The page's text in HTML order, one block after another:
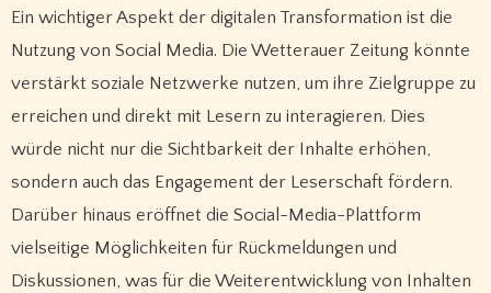
Ein wichtiger Aspekt der digitalen Transformation ist die
Nutzung von Social Media. Die Wetterauer Zeitung könnte
verstärkt soziale Netzwerke nutzen, um ihre Zielgruppe zu
erreichen und direkt mit Lesern zu interagieren. Dies
würde nicht nur die Sichtbarkeit der Inhalte erhöhen,
sondern auch das Engagement der Leserschaft fördern.
Darüber hinaus eröffnet die Social-Media-Plattform
vielseitige Möglichkeiten für Rückmeldungen und
Diskussionen, was für die Weiterentwicklung von Inhalten